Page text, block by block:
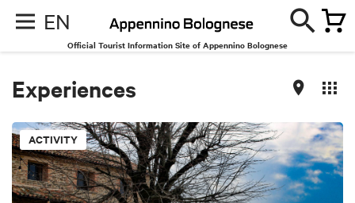
EN
Official Tourist Information Site of Appennino Bolognese
Experiences
ACTIVITY